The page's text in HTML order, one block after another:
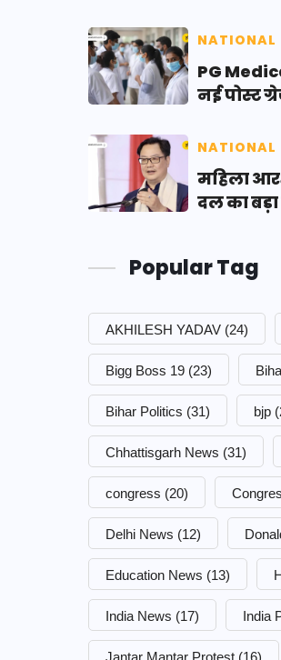
NATIONAL
PG
नई पोस्ट
NATIONAL
महिला
दल का
Popular Tag
AKHILESH YADAV (24)
Bigg Boss 19 (23)
Bihar Politics (31) bjp
Chhattisgarh News (31)
congress (20)
Delhi News (12)
Education News (13)
India News (17) India
Jantar Mantar Protest (16)